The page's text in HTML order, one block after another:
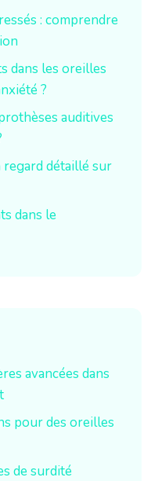
: comprendre
dans les oreilles
?
auditives
regard détaillé sur
dans le
avancées dans
pour des oreilles
de surdité